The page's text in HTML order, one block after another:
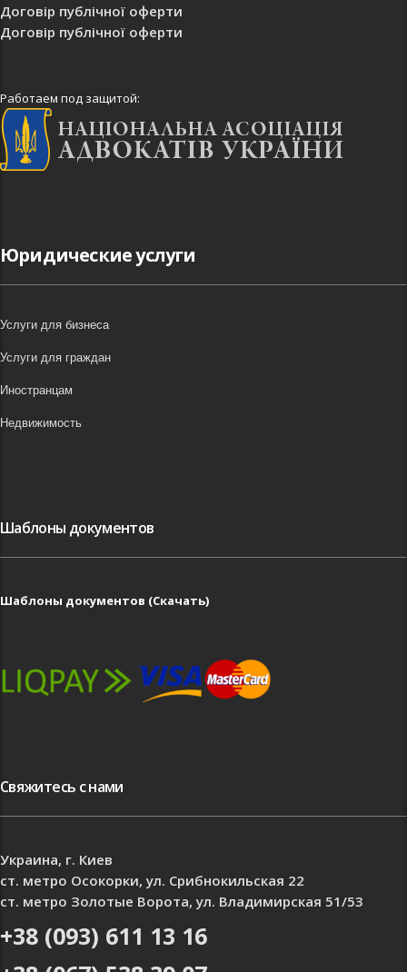
Договір публічної оферти
Договір публічної оферти
Работаем под защитой:
Юридические услуги
Услуги для бизнеса
Услуги для граждан
Иностранцам
Недвижимость
Шаблоны документов
Шаблоны документов (Скачать)
Свяжитесь с нами
Украина, г. Киев
ст. метро Осокорки, ул. Срибнокильская 22
ст. метро Золотые Ворота, ул. Владимирская 51/53
+38 (093) 611 13 16